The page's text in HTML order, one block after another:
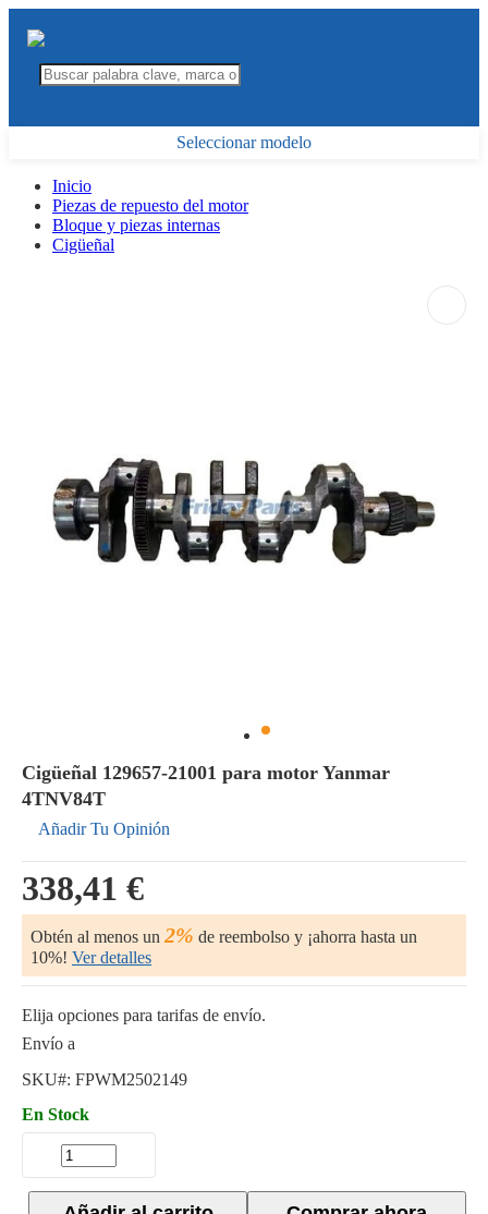
Seleccionar modelo
Inicio
Piezas de repuesto del motor
Bloque y piezas internas
Cigüeñal
Cigüeñal 129657-21001 para motor Yanmar
4TNV84T
Añadir Tu Opinión
338,41 €
Obtén al menos un 2% de reembolso y ¡ahorra hasta un
10%! Ver detalles
Elija opciones para tarifas de envío.
Envío a
SKU#: FPWM2502149
En Stock